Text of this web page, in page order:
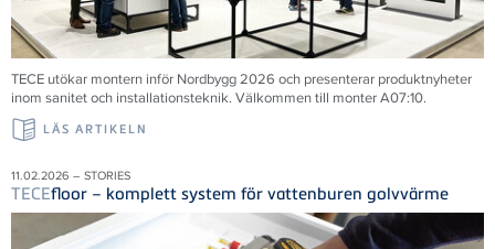
TECE utökar montern inför Nordbygg 2026 och presenterar produktnyheter
inom sanitet och installationsteknik. Välkommen till monter A07:10.
LÄS ARTIKELN
11.02.2026 – STORIES
TECEfloor – komplett system för vattenburen golvvärme